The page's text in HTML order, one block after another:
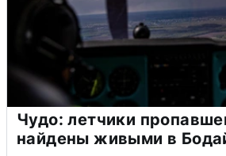
Чудо: летчики
найдены живыми в